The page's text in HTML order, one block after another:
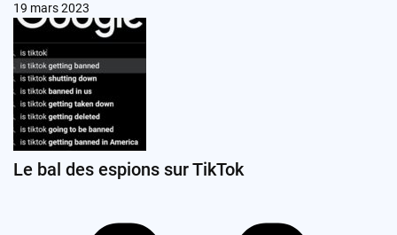
19 mars 2023
Le bal des espions sur TikTok